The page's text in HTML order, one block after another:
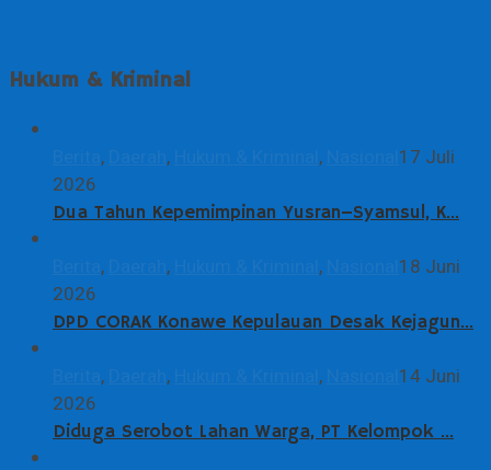
Hukum & Kriminal
, , ,
17 Juli
2026
Dua Tahun Kepemimpinan Yusran–Syamsul, K…
, , ,
18 Juni
2026
DPD CORAK Konawe Kepulauan Desak Kejagun…
, , ,
14 Juni
2026
Diduga Serobot Lahan Warga, PT Kelompok …